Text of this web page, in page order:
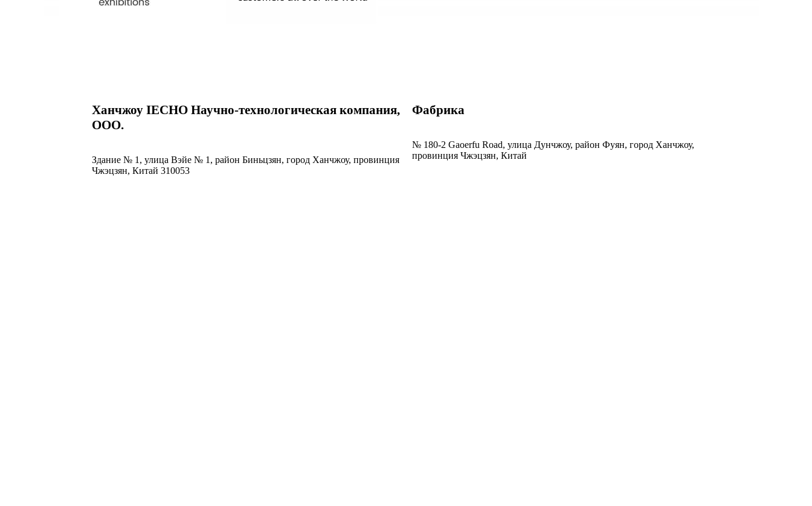
Ханчжоу IECHO Научно-технологическая компания,
ООО.
Здание № 1, улица Вэйе № 1, район Биньцзян, город Ханчжоу, провинция
Чжэцзян, Китай 310053
Фабрика
№ 180-2 Gaoerfu Road, улица Дунчжоу, район Фуян, город Ханчжоу,
провинция Чжэцзян, Китай